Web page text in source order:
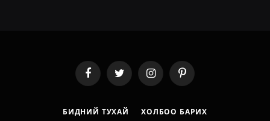
FacebookTwitter InstagramPinterest
БИДНИЙ ТУХАЙ ХОЛБОО БАРИХ